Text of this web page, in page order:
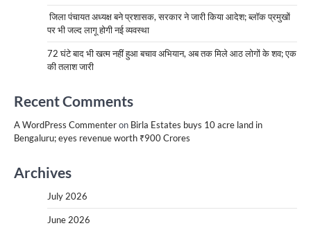
जिला पंचायत अध्यक्ष बने प्रशासक, सरकार ने जारी किया आदेश; ब्लॉक प्रमुखों
पर भी जल्द लागू होगी नई व्यवस्था
72 घंटे बाद भी खत्म नहीं हुआ बचाव अभियान, अब तक मिले आठ लोगों के शव; एक
की तलाश जारी
Recent Comments
A WordPress Commenteron Birla Estates buys 10 acre land in
Bengaluru; eyes revenue worth ₹900 Crores
Archives
July 2026
June 2026